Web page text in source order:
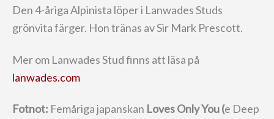
Den 4-åriga Alpinista löper i Lanwades Studs
grönvita färger. Hon tränas av Sir Mark Prescott.
Mer om Lanwades Stud finns att läsa på
lanwades.com
Fotnot: Femåriga japanskan Loves Only You (e Deep